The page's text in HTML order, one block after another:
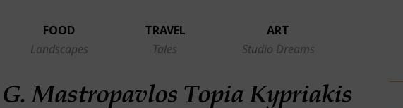
FOOD
Landscapes
TRAVEL
Tales
ART
Studio Dreams
Mastropavlos Topia Kypriakis